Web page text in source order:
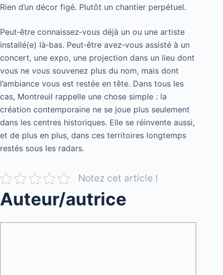
Rien d’un décor figé. Plutôt un chantier perpétuel.
Peut‑être connaissez‑vous déjà un ou une artiste
installé(e) là‑bas. Peut‑être avez‑vous assisté à un
concert, une expo, une projection dans un lieu dont
vous ne vous souvenez plus du nom, mais dont
l’ambiance vous est restée en tête. Dans tous les
cas, Montreuil rappelle une chose simple : la
création contemporaine ne se joue plus seulement
dans les centres historiques. Elle se réinvente aussi,
et de plus en plus, dans ces territoires longtemps
restés sous les radars.
Notez cet article !
Auteur/autrice